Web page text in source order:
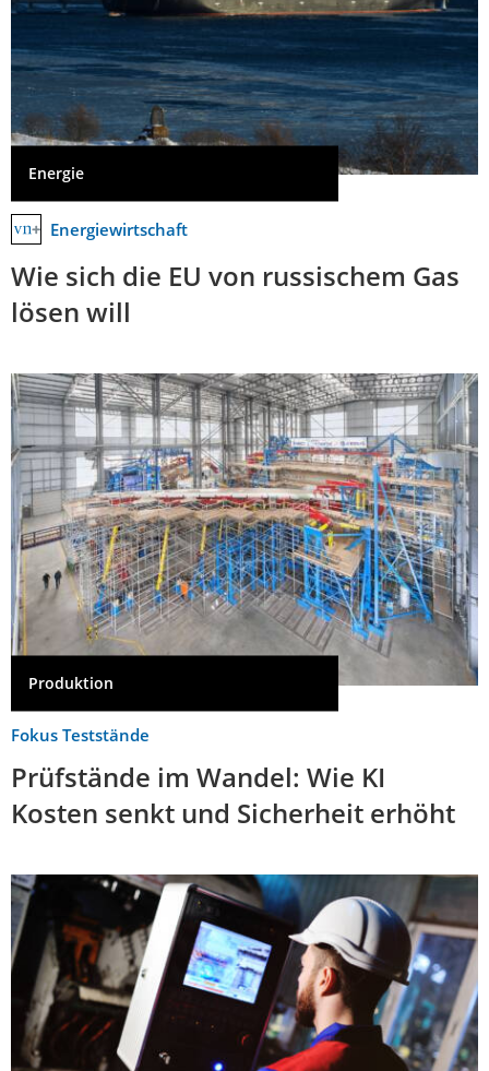
Energie
Energiewirtschaft
Wie sich die EU von russischem Gas
lösen will
Produktion
Fokus Teststände
Prüfstände im Wandel: Wie KI
Kosten senkt und Sicherheit erhöht